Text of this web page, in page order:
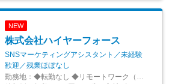
NEW
株式会社ハイヤーフォース
SNSマーケティングアシスタント／未経験
歓迎／残業ほぼなし
勤務地： ◆転勤なし ◆リモートワーク（在宅勤務）あり ◆希望を最大限に考慮 ◆Uターン・Iターン歓迎 東京23区を中心とした首都圏（東京・神奈川・千葉・埼玉など）の各プロジェクト先 ◎未経験の方は東京本社での研修あり ＜プロジェクト先＞ ■東京23区内 千代田・中央・港・新宿・文京・台東・墨田・江東・品川・目黒・大田・世田谷・渋谷・中野・杉並・豊島・北・荒川・板橋・練馬・足立・葛飾・江戸川 等 ■神奈川 横浜・川崎・相模原・横須賀・平塚・茅ヶ崎・大和・厚木 等 ■千葉 舞浜 等 ■埼玉 さいたま市・和光 等 ▼東京本社 東京都目黒区東山3-22-3 3F ▼代官山オフィス 東京都渋谷区代官山町20-23 フォレストゲート代官山3F ▼渋谷オフィス 東京都渋谷区道玄坂1-19-2 スプラインビル8F └1階のエイベックスグループが目印 ▼大阪オフィス 大阪府大阪市北区大深町3-40 グランフロント大阪26F ▼名古屋オフィス 愛知県名古屋市中区錦2-7-7 プラウドタワー23F ※千葉・滋賀にサテライトオフィス開設済み ※札幌・仙台・福岡へも展開予定 ◆アクセス プロジェクト先による